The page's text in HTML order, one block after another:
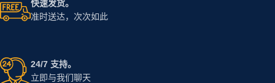
快速发货。
准时送达，次次如此
24/7 支持。
立即与我们聊天